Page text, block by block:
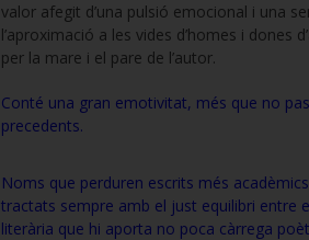
valor afegit d’una pulsió emocional i una
l’aproximació a les vides d’homes i dones
per la mare i el pare de l’autor.
Conté una gran emotivitat, més que no
precedents.
Noms que perduren escrits més
tractats sempre amb el just equilibri entre
literària que hi aporta no poca càrrega